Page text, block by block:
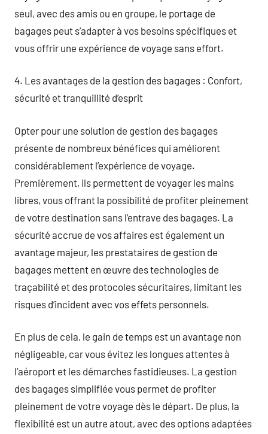
seul, avec des amis ou en groupe, le portage de
bagages peut s’adapter à vos besoins spécifiques et
vous offrir une expérience de voyage sans effort.
4. Les avantages de la gestion des bagages : Confort,
sécurité et tranquillité d’esprit
Opter pour une solution de gestion des bagages
présente de nombreux bénéfices qui améliorent
considérablement l’expérience de voyage.
Premièrement, ils permettent de voyager les mains
libres, vous offrant la possibilité de profiter pleinement
de votre destination sans l’entrave des bagages. La
sécurité accrue de vos affaires est également un
avantage majeur, les prestataires de gestion de
bagages mettent en œuvre des technologies de
traçabilité et des protocoles sécuritaires, limitant les
risques d’incident avec vos effets personnels.
En plus de cela, le gain de temps est un avantage non
négligeable, car vous évitez les longues attentes à
l’aéroport et les démarches fastidieuses. La gestion
des bagages simplifiée vous permet de profiter
pleinement de votre voyage dès le départ. De plus, la
flexibilité est un autre atout, avec des options adaptées